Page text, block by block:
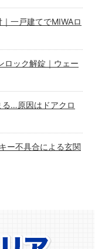
一戸建てでMIWAロ
ロック解錠｜ウェー
る…原因はドアクロ
ー不具合による玄関